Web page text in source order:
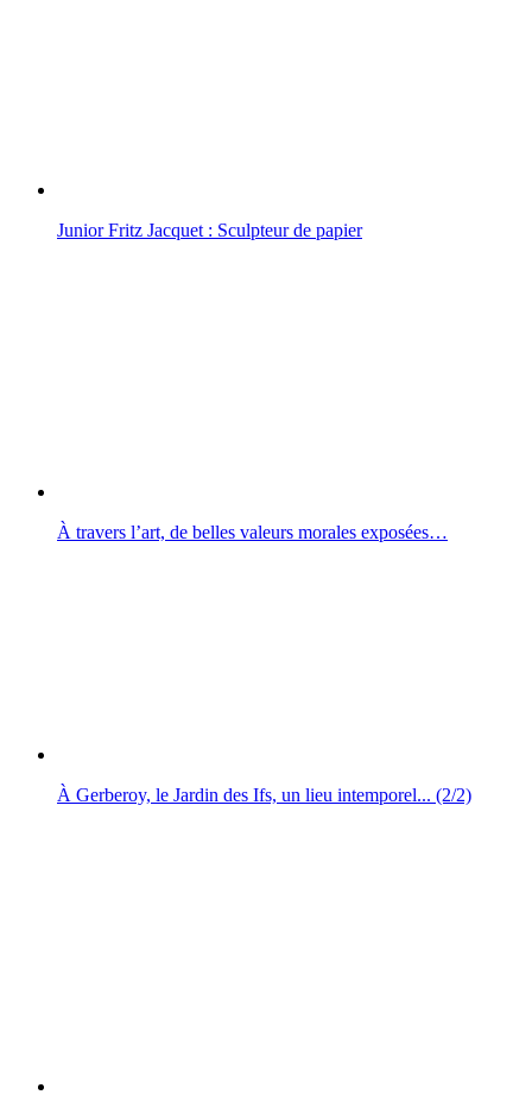
Junior Fritz Jacquet : Sculpteur de papier
À travers l’art, de belles valeurs morales exposées…
À Gerberoy, le Jardin des Ifs, un lieu intemporel... (2/2)